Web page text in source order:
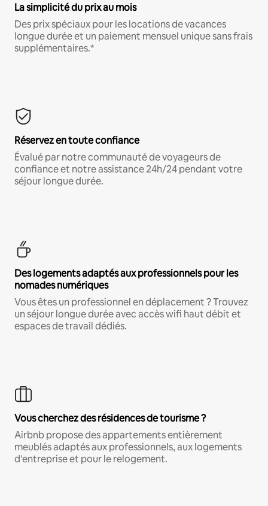
La simplicité du prix au mois
Des prix spéciaux pour les locations de vacances
longue durée et un paiement mensuel unique sans frais
supplémentaires.*
Réservez en toute confiance
Évalué par notre communauté de voyageurs de
confiance et notre assistance 24h/24 pendant votre
séjour longue durée.
Des logements adaptés aux professionnels pour les
nomades numériques
Vous êtes un professionnel en déplacement ? Trouvez
un séjour longue durée avec accès wifi haut débit et
espaces de travail dédiés.
Vous cherchez des résidences de tourisme ?
Airbnb propose des appartements entièrement
meublés adaptés aux professionnels, aux logements
d'entreprise et pour le relogement.